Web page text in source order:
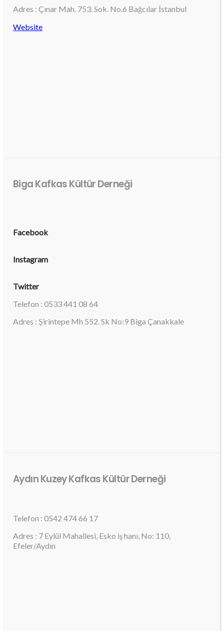
Adres : Çınar Mah. 753. Sok. No.6 Bağcılar İstanbul
Website
Biga Kafkas Kültür Derneği
Facebook
Instagram
Twitter
Telefon : 0533 441 08 64
Adres : Şirintepe Mh 552. Sk No:9 Biga Çanakkale
Aydın Kuzey Kafkas Kültür Derneği
Telefon : 0542 474 66 17
Adres : 7 Eylül Mahallesi, Esko iş hanı, No: 110,
Efeler/Aydın